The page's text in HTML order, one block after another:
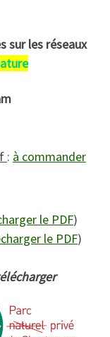
sur les réseaux
: à commander
le PDF)
le PDF)